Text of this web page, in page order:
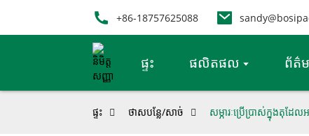
+86-18757625088
ផ្ទះ ផលិតផល ព័ត៌
ផ្ទះ ថាសបន្លែ/សាច់ សម្ភារៈប្រើប្រាស់ក្នុងតុដ